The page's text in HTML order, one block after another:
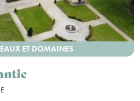
ET DOMAINES